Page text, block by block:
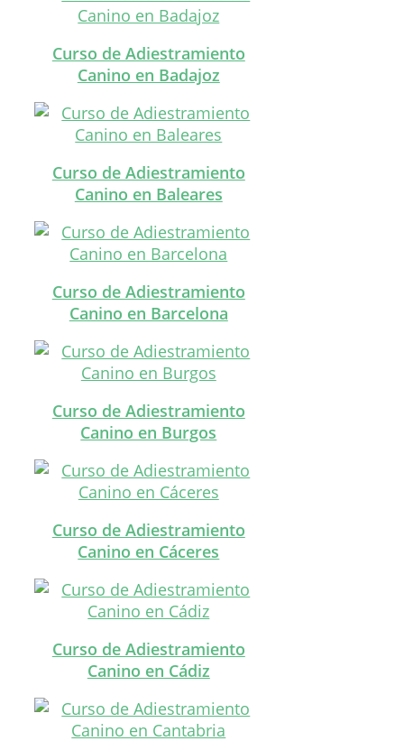
Curso de Adiestramiento
Canino en Badajoz
Curso de Adiestramiento
Canino en Baleares
Curso de Adiestramiento
Canino en Barcelona
Curso de Adiestramiento
Canino en Burgos
Curso de Adiestramiento
Canino en Cáceres
Curso de Adiestramiento
Canino en Cádiz